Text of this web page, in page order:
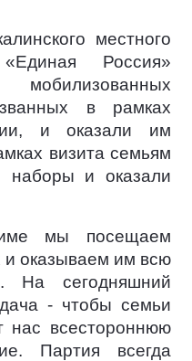
местного
Россия»
в рамках
и оказали им
визита семьям
наборы и оказали
мы посещаем
оказываем им всю
На сегодняшний
- чтобы семьи
нас всестороннюю
Партия всегда